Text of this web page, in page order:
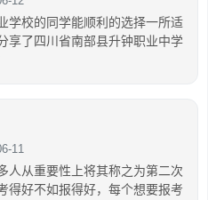
学校的同学能顺利的选择一所适
享了四川省南部县升钟职业中学
11
人从重要性上将其称之为第二次
得好不如报得好，每个想要报考